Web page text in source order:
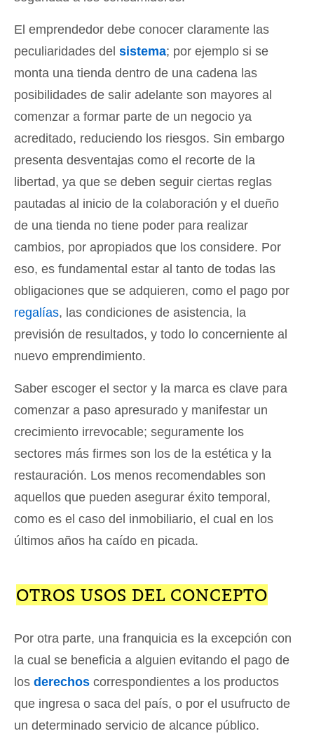
El emprendedor debe conocer claramente las
peculiaridades del sistema; por ejemplo si se
monta una tienda dentro de una cadena las
posibilidades de salir adelante son mayores al
comenzar a formar parte de un negocio ya
acreditado, reduciendo los riesgos. Sin embargo
presenta desventajas como el recorte de la
libertad, ya que se deben seguir ciertas reglas
pautadas al inicio de la colaboración y el dueño
de una tienda no tiene poder para realizar
cambios, por apropiados que los considere. Por
eso, es fundamental estar al tanto de todas las
obligaciones que se adquieren, como el pago por
regalías, las condiciones de asistencia, la
previsión de resultados, y todo lo concerniente al
nuevo emprendimiento.
Saber escoger el sector y la marca es clave para
comenzar a paso apresurado y manifestar un
crecimiento irrevocable; seguramente los
sectores más firmes son los de la estética y la
restauración. Los menos recomendables son
aquellos que pueden asegurar éxito temporal,
como es el caso del inmobiliario, el cual en los
últimos años ha caído en picada.
OTROS USOS DEL CONCEPTO
Por otra parte, una franquicia es la excepción con
la cual se beneficia a alguien evitando el pago de
los derechos correspondientes a los productos
que ingresa o saca del país, o por el usufructo de
un determinado servicio de alcance público.